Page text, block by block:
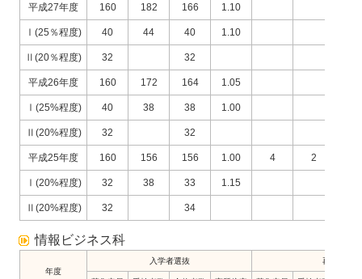
平成27年度 160 182 166 1.10
Ⅰ(25％程度) 40 44 40 1.10
Ⅱ(20％程度) 32 32
平成26年度 160 172 164 1.05
Ⅰ(25%程度) 40 38 38 1.00
Ⅱ(20%程度) 32 32
平成25年度 160 156 156 1.00 4 2
Ⅰ(20%程度) 32 38 33 1.15
Ⅱ(20%程度) 32 34
情報ビジネス科
年度
入学者選抜 再募集